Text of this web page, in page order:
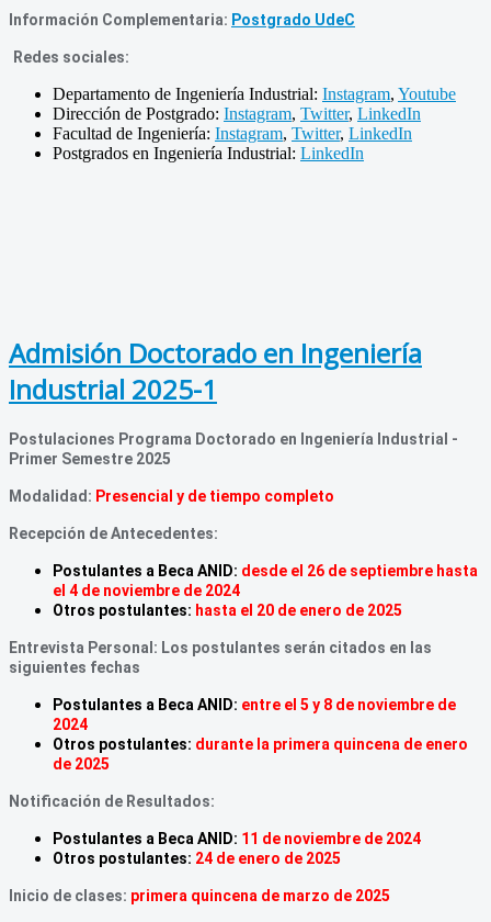
Información Complementaria: Postgrado UdeC
Redes sociales:
Departamento de Ingeniería Industrial: Instagram, Youtube
Dirección de Postgrado: Instagram, Twitter, LinkedIn
Facultad de Ingeniería: Instagram, Twitter, LinkedIn
Postgrados en Ingeniería Industrial: LinkedIn
Admisión Doctorado en Ingeniería
Industrial 2025-1
Postulaciones Programa Doctorado en Ingeniería Industrial -
Primer Semestre 2025
Modalidad: Presencial y de tiempo completo
Recepción de Antecedentes:
Postulantes a Beca ANID: desde el 26 de septiembre hasta
el 4 de noviembre de 2024
Otros postulantes: hasta el 20 de enero de 2025
Entrevista Personal: Los postulantes serán citados en las
siguientes fechas
Postulantes a Beca ANID: entre el 5 y 8 de noviembre de
2024
Otros postulantes: durante la primera quincena de enero
de 2025
Notificación de Resultados:
Postulantes a Beca ANID: 11 de noviembre de 2024
Otros postulantes: 24 de enero de 2025
Inicio de clases: primera quincena de marzo de 2025